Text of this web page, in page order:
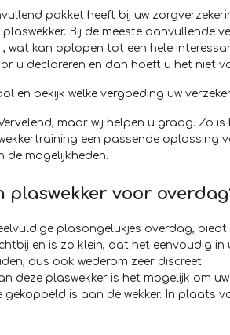
pakket heeft bij uw
Bij de meeste aanvullende
wat kan oplopen tot een hele
u declareren en dan hoeft u het niet
en bekijk welke vergoeding uw
maar wij helpen u graag.
een passende oplossing
de mogelijkheden.
plaswekker voor
plasongelukjes overdag,
en is zo klein, dat het eenvoudig
dus ook wederom zeer discreet.
deze plaswekker is het mogelijk om
gekoppeld is aan de wekker. In plaats